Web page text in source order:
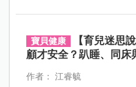
寶貝健康
【育兒迷思
顧才安全？趴睡、同床
作者： 江睿毓